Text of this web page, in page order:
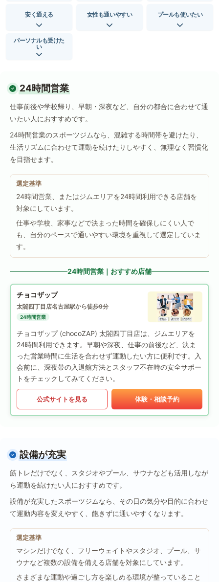
安く通える 女性も通いやすい プールも使いたい
パーソナルも受けた
い
24時間営業
仕事前後や学校帰り、早朝・深夜など、自分の都合に合わせて通
いたい人におすすめです。
24時間営業のスポーツジムなら、混雑する時間帯を避けたり、
生活リズムに合わせて運動を続けたりしやすく、無理なく習慣化
を目指せます。
選定基準
24時間営業、またはジムエリアを24時間利用できる店舗を
対象にしています。
仕事や学校、家事などで決まった時間を確保しにくい人で
も、自分のペースで通いやすい環境を重視して選定していま
す。
24時間営業｜おすすめ店舗
チョコザップ
太閤四丁目店名古屋駅から徒歩9分
24時間営業
チョコザップ (chocoZAP) 太閤四丁目店は、ジムエリアを
24時間利用できます。早朝や深夜、仕事の前後など、決ま
った営業時間に生活を合わせず運動したい方に便利です。入
会前に、深夜帯の入退館方法とスタッフ不在時の安全サポー
トをチェックしてみてください。
公式サイトを見る 体験・相談予約
設備が充実
筋トレだけでなく、スタジオやプール、サウナなども活用しなが
ら運動を続けたい人におすすめです。
設備が充実したスポーツジムなら、その日の気分や目的に合わせ
て運動内容を変えやすく、飽きずに通いやすくなります。
選定基準
マシンだけでなく、フリーウェイトやスタジオ、プール、サ
ウナなど複数の設備を備える店舗を対象にしています。
さまざまな運動や過ごし方を楽しめる環境が整っていること